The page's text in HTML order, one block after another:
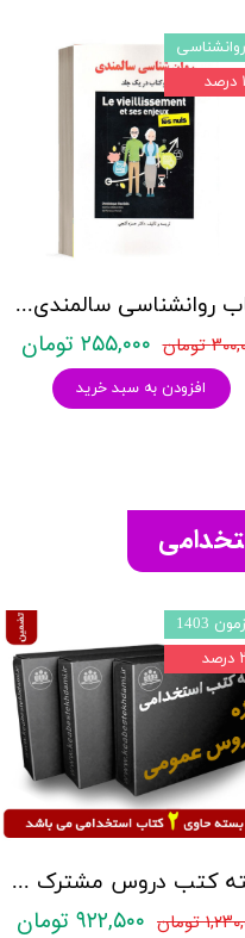
کتاب روانشناسی سالمندی - (2 كتاب در 1 جلد) - حمزه گنجی - نشر ساوالان
تومان ۲۵۵,۰۰۰ تومان
افزودن به سبد خرید
بسته کتب دروس مشترک عمومی اختصاصی آزمون استخدامی آموزش و پرورش نشر چهارخونه
تومان ۹۲۲,۵۰۰ تومان
1403